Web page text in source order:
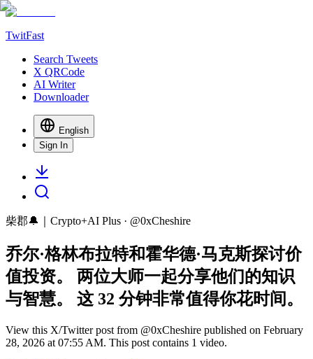
TwitFast
Search Tweets
X QRCode
AI Writer
Downloader
English
Sign In
柴郡🔔｜Crypto+AI Plus · @0xCheshire
乔尔·格林布拉特和霍华德·马克斯探讨价
值投资。 两位大师一起分享他们的知识
与智慧。 这 32 分钟非常值得你花时间。
View this X/Twitter post from @0xCheshire published on February
28, 2026 at 07:55 AM. This post contains 1 video.